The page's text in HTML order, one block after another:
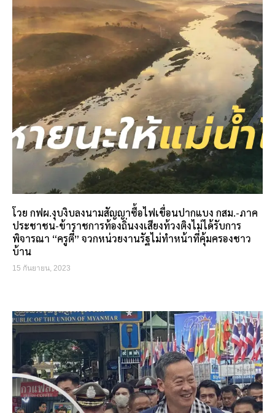
โวย กฟผ.งุบงิบลงนามสัญญาซื้อไฟเขื่อนปากแบง กสม.-ภาค
ประชาชน-ข้าราชการท้องถิ่นงงเสียงท้วงติงไม่ได้รับการ
พิจารณา “ครูตี๋” จวกหน่วยงานรัฐไม่ทำหน้าที่คุ้มครองชาว
บ้าน
15 กันยายน, 2023